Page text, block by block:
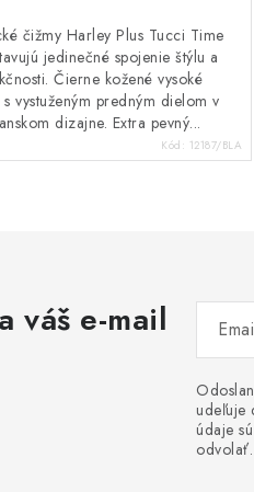
čižmy Harley Plus Tucci Time
jedinečné spojenie štýlu a
Čierne kožené vysoké
vystuženým predným dielom v
dizajne. Extra pevný...
Kód: 12187/BLA
váš e-mail
udeľuje
údaje
odvolať.